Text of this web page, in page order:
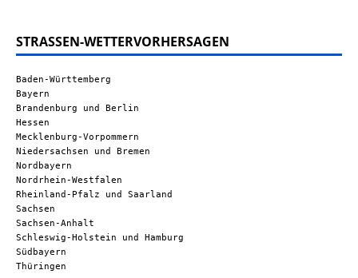
STRASSEN-WETTERVORHERSAGEN
Baden-Württemberg
Bayern
Brandenburg und Berlin
Hessen
Mecklenburg-Vorpommern
Niedersachsen und Bremen
Nordbayern
Nordrhein-Westfalen
Rheinland-Pfalz und Saarland
Sachsen
Sachsen-Anhalt
Schleswig-Holstein und Hamburg
Südbayern
Thüringen